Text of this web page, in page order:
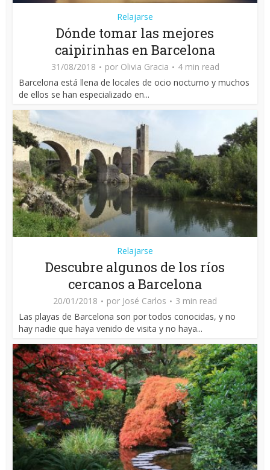
Relajarse
Dónde tomar las mejores
caipirinhas en Barcelona
31/08/2018 por Olivia Gracia
4 min read
Barcelona está llena de locales de ocio nocturno y muchos
de ellos se han especializado en...
Relajarse
Descubre algunos de los ríos
cercanos a Barcelona
20/01/2018 por José Carlos
3 min read
Las playas de Barcelona son por todos conocidas, y no
hay nadie que haya venido de visita y no haya...